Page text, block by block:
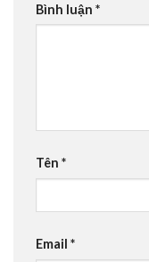
Bình luận *
Tên *
Email *